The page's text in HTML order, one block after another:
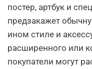
постер, артбук и
предзакажет
ином стиле и
расширенного или
покупатели могут